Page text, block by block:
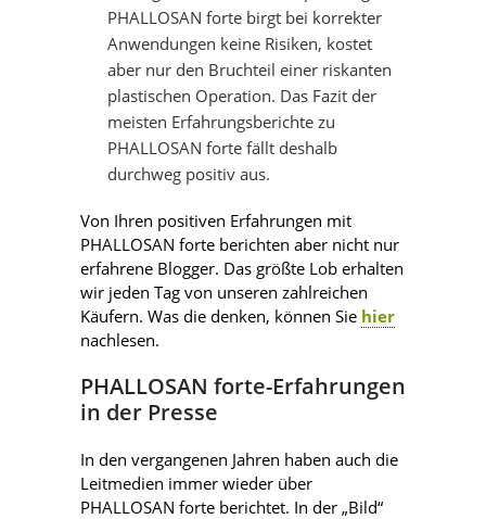
PHALLOSAN forte birgt bei korrekter
Anwendungen keine Risiken, kostet
aber nur den Bruchteil einer riskanten
plastischen Operation. Das Fazit der
meisten Erfahrungsberichte zu
PHALLOSAN forte fällt deshalb
durchweg positiv aus.
Von Ihren positiven Erfahrungen mit
PHALLOSAN forte berichten aber nicht nur
erfahrene Blogger. Das größte Lob erhalten
wir jeden Tag von unseren zahlreichen
Käufern. Was die denken, können Sie hier
nachlesen.
PHALLOSAN forte-Erfahrungen
in der Presse
In den vergangenen Jahren haben auch die
Leitmedien immer wieder über
PHALLOSAN forte berichtet. In der „Bild“